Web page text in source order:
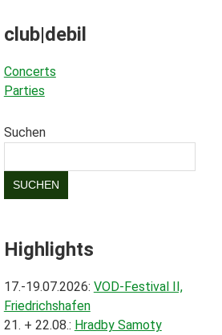
club|debil
Concerts
Parties
Suchen
SUCHEN
Highlights
17.-19.07.2026: VOD-Festival II,
Friedrichshafen
21. + 22.08.: Hradby Samoty